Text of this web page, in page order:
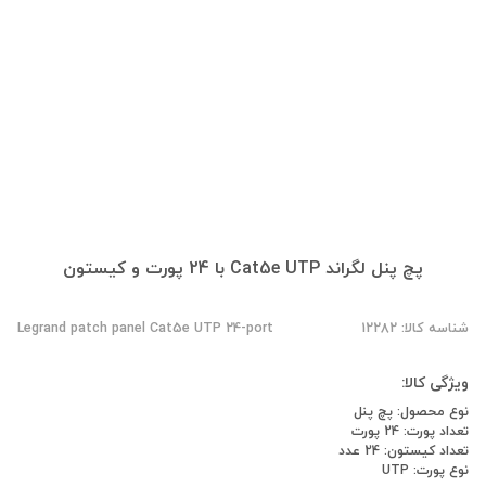
پچ پنل لگراند Cat5e UTP با 24 پورت و کیستون
شناسه کالا: 12282 Legrand patch panel Cat5e UTP 24-port
ویژگی کالا:
نوع محصول: پچ پنل
تعداد پورت: 24 پورت
تعداد کیستون: 24 عدد
نوع پورت: UTP